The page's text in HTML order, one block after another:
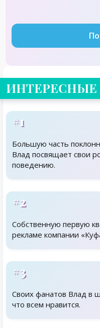
#1
Большую часть
Влад посвящает свои
поведению.
#2
Собственную первую
рекламе компании
#3
Своих фанатов Влад в
что всем нравится.